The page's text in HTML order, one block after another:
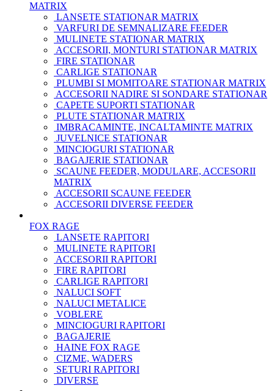
MATRIX
LANSETE STATIONAR MATRIX
VARFURI DE SEMNALIZARE FEEDER
MULINETE STATIONAR MATRIX
ACCESORII, MONTURI STATIONAR MATRIX
FIRE STATIONAR
CARLIGE STATIONAR
PLUMBI SI MOMITOARE STATIONAR MATRIX
ACCESORII NADIRE SI SONDARE STATIONAR
CAPETE SUPORTI STATIONAR
PLUTE STATIONAR MATRIX
IMBRACAMINTE, INCALTAMINTE MATRIX
JUVELNICE STATIONAR
MINCIOGURI STATIONAR
BAGAJERIE STATIONAR
SCAUNE FEEDER, MODULARE, ACCESORII
MATRIX
ACCESORII SCAUNE FEEDER
ACCESORII DIVERSE FEEDER
FOX RAGE
LANSETE RAPITORI
MULINETE RAPITORI
ACCESORII RAPITORI
FIRE RAPITORI
CARLIGE RAPITORI
NALUCI SOFT
NALUCI METALICE
VOBLERE
MINCIOGURI RAPITORI
BAGAJERIE
HAINE FOX RAGE
CIZME, WADERS
SETURI RAPITORI
DIVERSE